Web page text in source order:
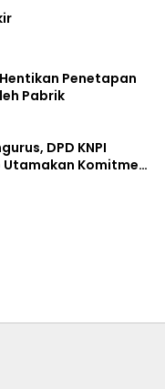
Penetapan
Pabrik
DPD KNPI
Komitmen